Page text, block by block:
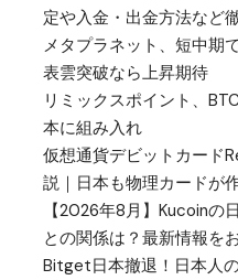
定や入金・出金方法など
メタプラネット、短中期
表雲突破なら上昇期待
リミックスポイント、
本に組み入れ
仮想通貨デビットカード
説｜日本も物理カードが
【2026年8月】Kucoinの
との関係は？最新情報を
Bitget日本撤退！日本人